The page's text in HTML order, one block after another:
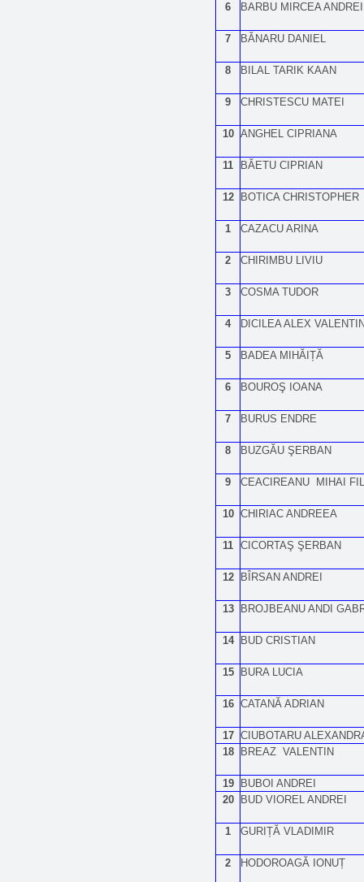
6 BARBU MIRCEA ANDREI
7 BĂNARU DANIEL
8 BILAL TARIK KAAN
9 CHRISTESCU MATEI
10 ANGHEL CIPRIANA
11 BĂETU CIPRIAN
12 BOTICA CHRISTOPHER
1 CAZACU ARINA
2 CHIRIMBU LIVIU
3 COSMA TUDOR
4 DICILEA ALEX
5 BADEA MIHĂIȚĂ
6 BOUROŞ IOANA
7 BURUS ENDRE
8 BUZGĂU ŞERBAN
9 CEACIREANU MIHAI
10 CHIRIAC ANDREEA
11 CICORTAŞ ŞERBAN
12 BÎRSAN ANDREI
13 BROJBEANU ANDI
14 BUD CRISTIAN
15 BURA LUCIA
16 CATANĂ ADRIAN
17 CIUBOTARU
18
BREAZ VALENTIN
19
BUBOI ANDREI
20
BUD VIOREL ANDREI
1 GURIȚĂ VLADIMIR
2 HODOROAGĂ IONUȚ